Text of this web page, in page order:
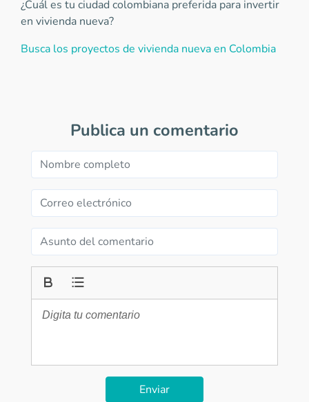
¿Cuál es tu ciudad colombiana preferida para invertir
en vivienda nueva?
Busca los proyectos de vivienda nueva en Colombia
Publica un comentario
Enviar